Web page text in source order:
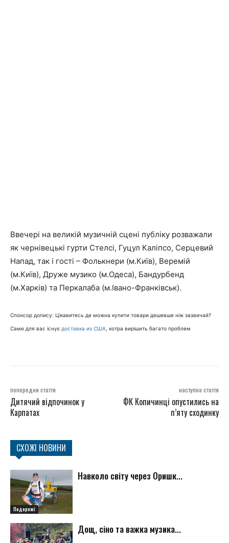
Ввечері на великій музичній сцені публіку розважали
як чернівецькі гурти Стелсі, Гуцул Каліпсо, Серцевий
Напад, так і гості – Фолькнери (м.Київ), Веремій
(м.Київ), Друже музико (м.Одеса), Бандурбенд
(м.Харків) та Перкалаба (м.Івано-Франківськ).
Спонсор допису: Цікавитесь де можна купити товари дешевше ніж зазвичай?
Саме для вас існує доставка из США , котра вирішить багато проблем
попередня стаття
Дитячий відпочинок у
Карпатах
наступна стаття
ФК Копичинці опустились на
п’яту сходинку
СХОЖІ НОВИНИ
Подорожі
Навколо світу через Оришк...
Дощ, сіно та важка музика...